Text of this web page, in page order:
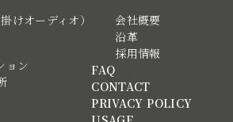
オーディオ）
ョン
会社概要
沿革
採用情報
FAQ
CONTACT
PRIVACY POLICY